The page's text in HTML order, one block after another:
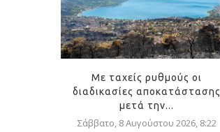
Με ταχείς ρυθμούς οι
διαδικασίες αποκατάστασης
μετά την...
Σάββατο, 8 Αυγούστου 2026, 8:22